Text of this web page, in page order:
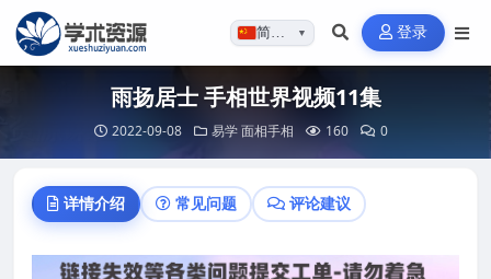
简体…▼ 登录
雨扬居士 手相世界视频11集
2022-09-08 易学面相手相 160 0
详情介绍 常见问题 评论建议